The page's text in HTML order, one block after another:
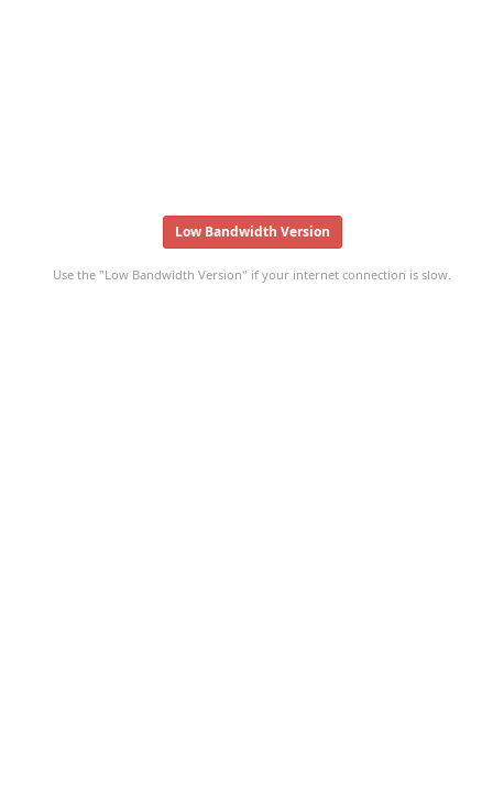
Low Bandwidth Version
Use the "Low Bandwidth Version" if your internet connection is slow.